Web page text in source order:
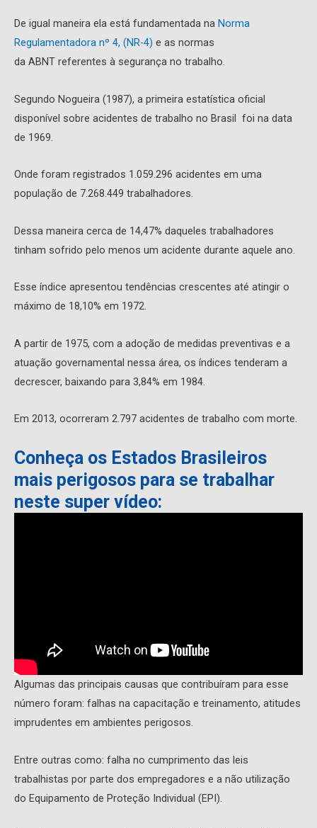
De igual maneira ela está fundamentada na Norma
Regulamentadora nº 4, (NR-4) e as normas
da ABNT referentes à segurança no trabalho.
Segundo Nogueira (1987), a primeira estatística oficial
disponível sobre acidentes de trabalho no Brasil foi na data
de 1969.
Onde foram registrados 1.059.296 acidentes em uma
população de 7.268.449 trabalhadores.
Dessa maneira cerca de 14,47% daqueles trabalhadores
tinham sofrido pelo menos um acidente durante aquele ano.
Esse índice apresentou tendências crescentes até atingir o
máximo de 18,10% em 1972.
A partir de 1975, com a adoção de medidas preventivas e a
atuação governamental nessa área, os índices tenderam a
decrescer, baixando para 3,84% em 1984.
Em 2013, ocorreram 2.797 acidentes de trabalho com morte.
Conheça os Estados Brasileiros
mais perigosos para se trabalhar
neste super vídeo:
Algumas das principais causas que contribuíram para esse
número foram: falhas na capacitação e treinamento, atitudes
imprudentes em ambientes perigosos.
Entre outras como: falha no cumprimento das leis
trabalhistas por parte dos empregadores e a não utilização
do Equipamento de Proteção Individual (EPI).